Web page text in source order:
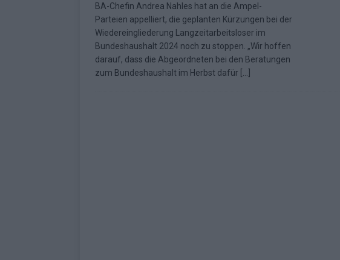
ESC-Halbfinale 2: Das sagen die
EXTRA
[ Juni 2026 ] Monaco, Sallys Café, Westernbrauerei – der
[ Mai 2026 ] DARA gewinnt verdient, Israel beunruhigend
BA-Chefin Andrea Nahles hat an die Ampel-
Parteien appelliert, die geplanten Kürzungen bei der
Wiedereingliederung Langzeitarbeitsloser im
Bundeshaushalt 2024 noch zu stoppen. „Wir hoffen
darauf, dass die Abgeordneten bei den Beratungen
zum Bundeshaushalt im Herbst dafür